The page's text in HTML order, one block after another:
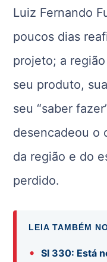
Luiz Fernando
poucos dias
projeto; a
seu produto,
seu “saber
desencadeou o
da região e do
perdido.
LEIA TAMBÉM
•
SI 330: Está